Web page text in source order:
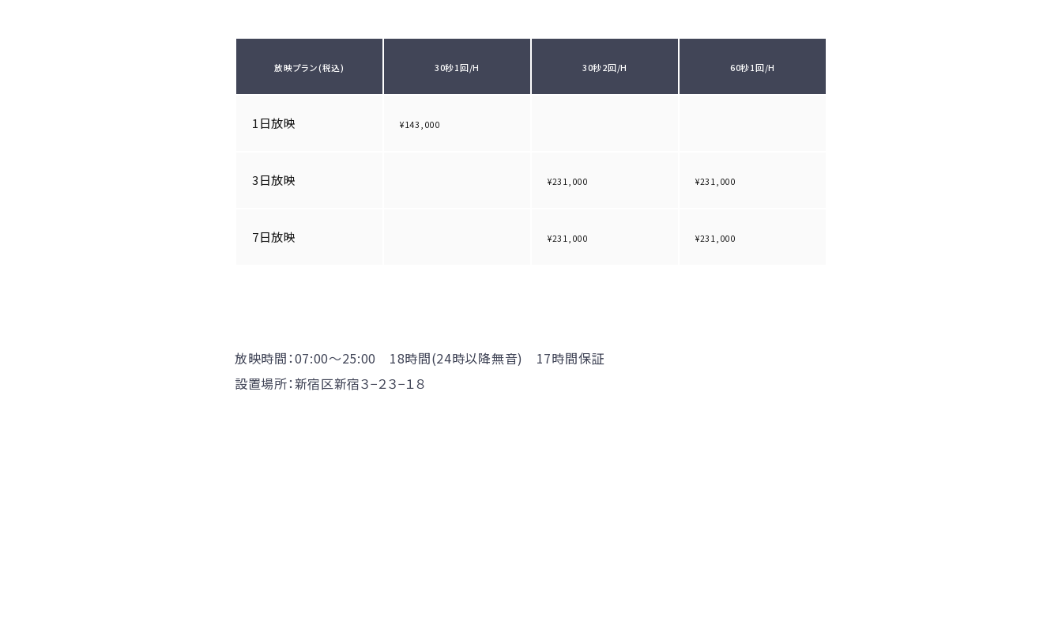
放映プラン(税込) 30秒1回/H 30秒2回/H 60秒1回/H
1日放映 ¥143,000
3日放映 ¥231,000 ¥231,000
7日放映 ¥231,000 ¥231,000
放映時間：07:00〜25:00 18時間(24時以降無音) 17時間保証
設置場所：新宿区新宿３−２３−１８